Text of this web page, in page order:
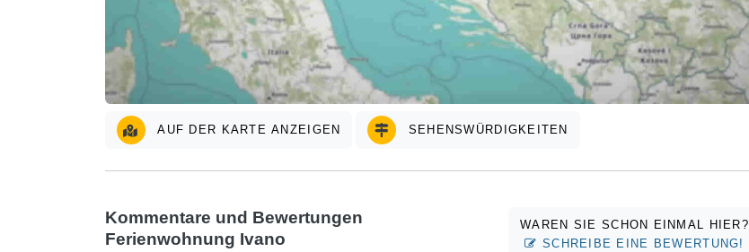
AUF DER KARTE ANZEIGEN SEHENSWÜRDIGKEITEN
Kommentare und Bewertungen
Ferienwohnung Ivano
WAREN SIE SCHON EINMAL HIER?
SCHREIBE EINE BEWERTUNG!